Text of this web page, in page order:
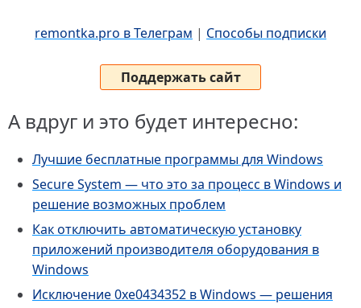
remontka.pro в Телеграм | Способы подписки
Поддержать сайт
А вдруг и это будет интересно:
Лучшие бесплатные программы для Windows
Secure System — что это за процесс в Windows и
решение возможных проблем
Как отключить автоматическую установку
приложений производителя оборудования в
Windows
Исключение 0xe0434352 в Windows — решения